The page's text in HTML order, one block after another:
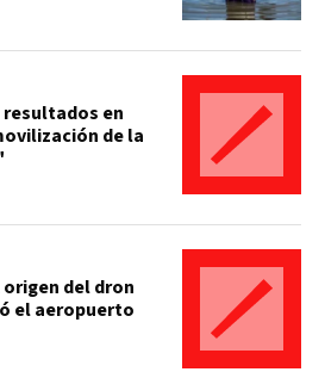
en
de la
del dron
el aeropuerto